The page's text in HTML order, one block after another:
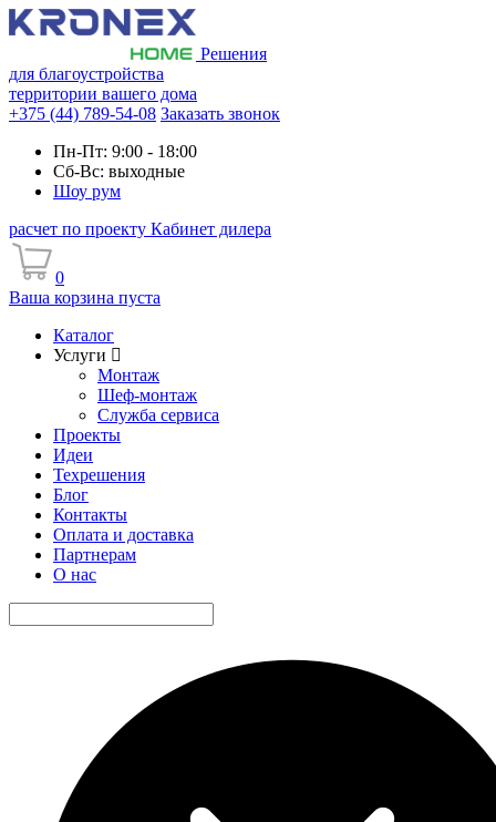
Решения
для благоустройства
территории вашего дома
+375 (44) 789-54-08 Заказать звонок
Пн-Пт: 9:00 - 18:00
Сб-Вс: выходные
Шоу рум
расчет по проекту Кабинет дилера
0
Ваша корзина пуста
Каталог
Услуги
Монтаж
Шеф-монтаж
Служба сервиса
Проекты
Идеи
Техрешения
Блог
Контакты
Оплата и доставка
Партнерам
О нас